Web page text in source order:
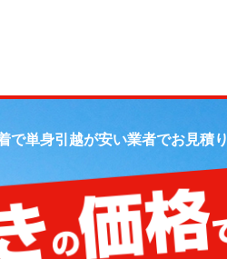
で単身引越が安い業者でお見積り